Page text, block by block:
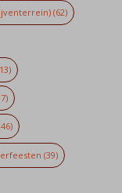
(62)
(39)